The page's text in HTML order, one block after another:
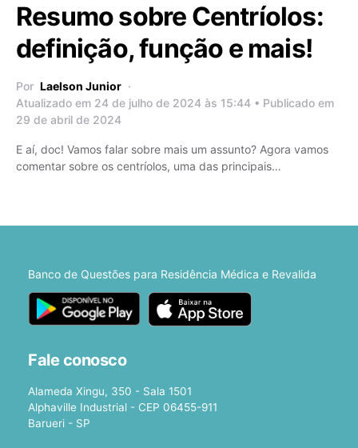
Resumo sobre Centríolos:
definição, função e mais!
Por Laelson Junior
Atualizado em 24 de julho de 2024 às 15:44 • Publicado em
29 de abril de 2024
E aí, doc! Vamos falar sobre mais um assunto? Agora vamos
comentar sobre os centríolos, uma das principais…
Banco de Questões para Residência Médica e Revalida
Fale conosco
Alameda Xingu, 350 - Sala 1501
Alphaville Industrial - CEP 06455-911
Barueri - SP